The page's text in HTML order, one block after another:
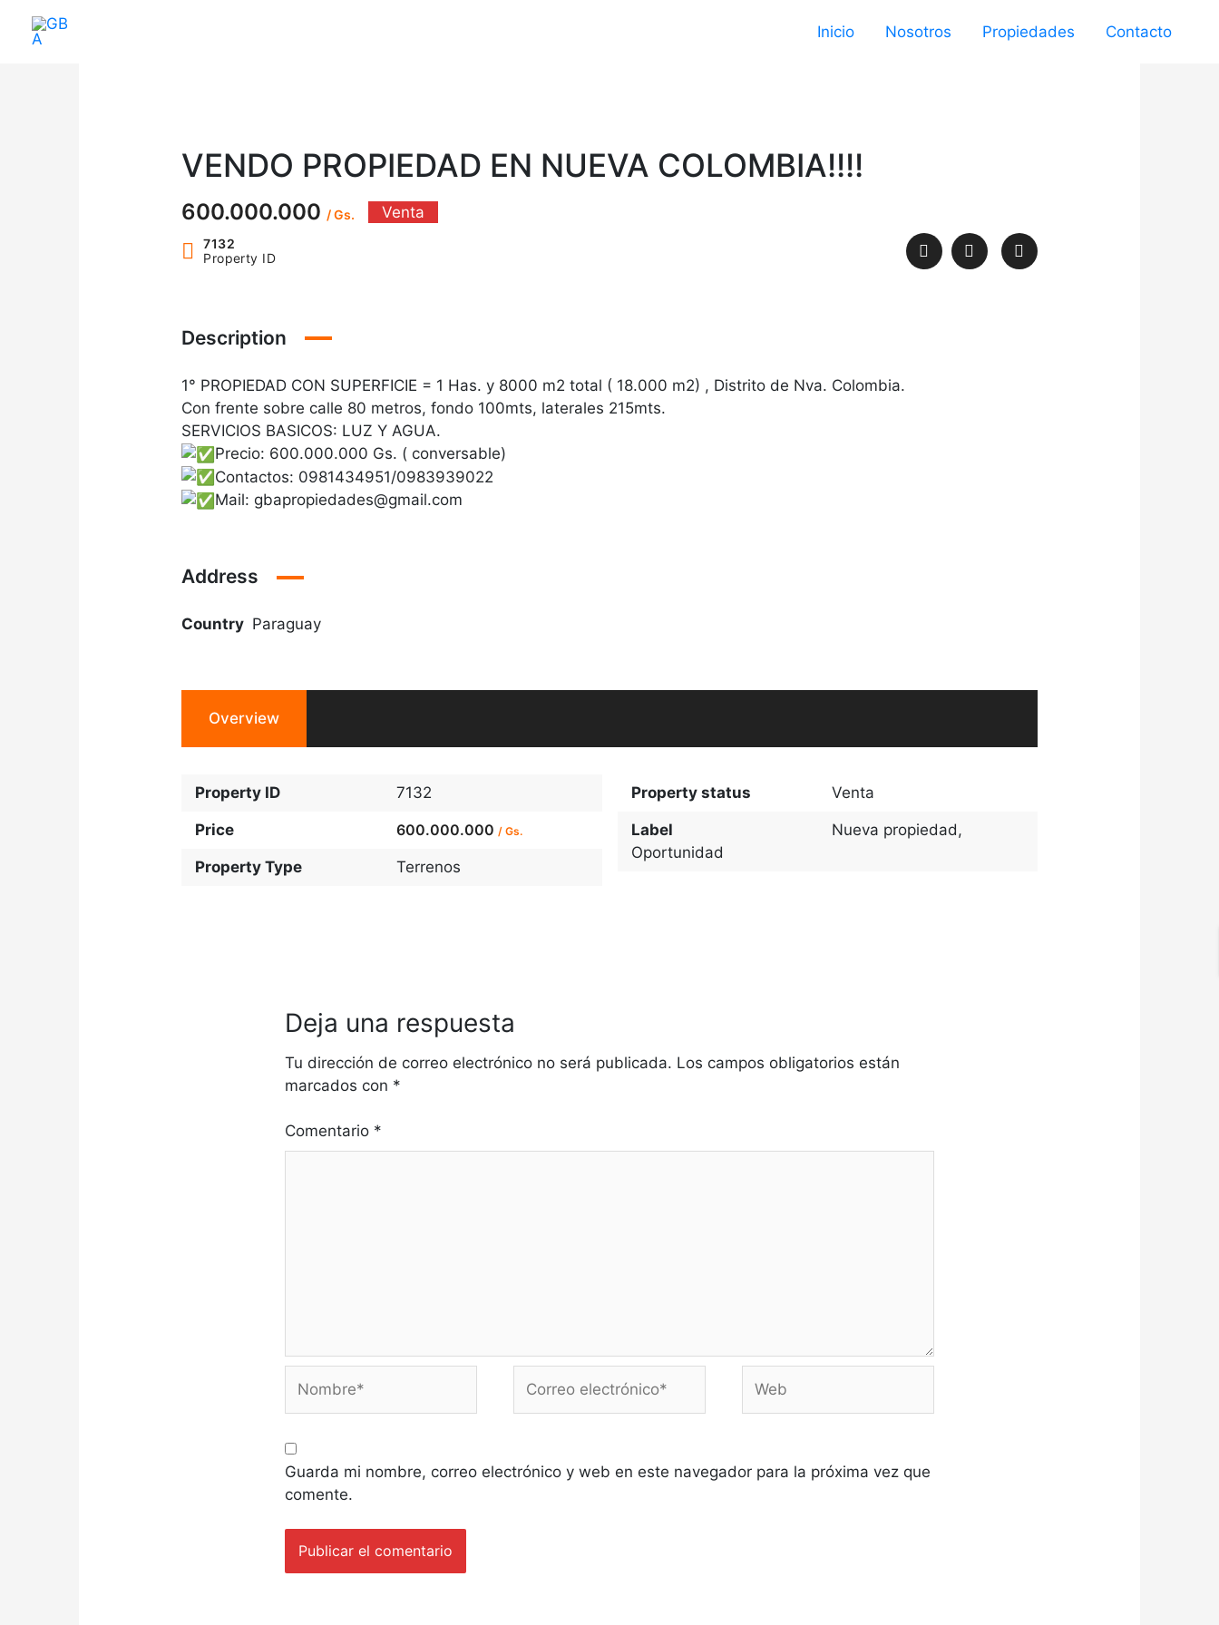
Inicio Nosotros Propiedades Contacto
VENDO PROPIEDAD EN NUEVA COLOMBIA!!!!
600.000.000 / Gs. Venta
7132
Property ID
Description
1° PROPIEDAD CON SUPERFICIE = 1 Has. y 8000 m2 total ( 18.000 m2) , Distrito de Nva. Colombia.
Con frente sobre calle 80 metros, fondo 100mts, laterales 215mts.
SERVICIOS BASICOS: LUZ Y AGUA.
Precio: 600.000.000 Gs. ( conversable)
Contactos: 0981434951/0983939022
Mail: gbapropiedades@gmail.com
Address
Country Paraguay
Overview
Property ID 7132
Price 600.000.000 / Gs.
Property Type Terrenos
Property status Venta
Label Nueva propiedad,
Oportunidad
Deja una respuesta
Tu dirección de correo electrónico no será publicada. Los campos obligatorios están
marcados con *
Comentario *
electrónico*
Guarda mi nombre, correo electrónico y web en este navegador para la próxima vez que
comente.